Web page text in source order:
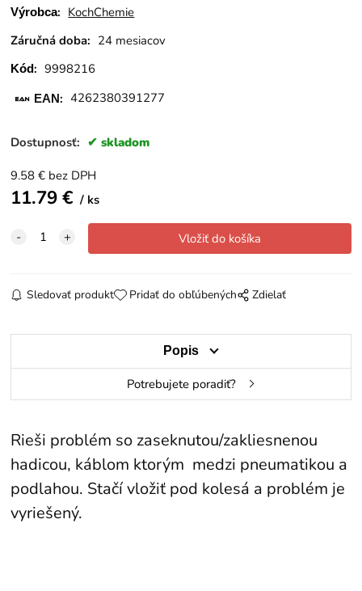
Výrobca: KochChemie
Záručná doba: 24 mesiacov
Kód: 9998216
EAN: 4262380391277
Dostupnosť: skladom
9.58 € bez DPH
11.79€ ks
Sledovať produkt Pridať do obľúbených Zdielať
Popis
Potrebujete poradiť?
Rieši problém so zaseknutou/zakliesnenou
hadicou, káblom ktorým medzi pneumatikou a
podlahou. Stačí vložiť pod kolesá a problém je
vyriešený.